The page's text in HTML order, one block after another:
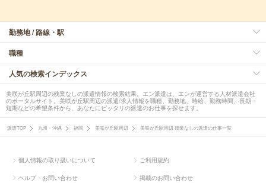
勤務地 / 路線・駅
職種
人気の検索インデックス
美咲が丘駅周辺の残業なしの派遣情報の検索結果。エン派遣は、エンが運営する人材派遣会社
のポータルサイト。美咲が丘駅周辺の派遣/求人情報を職種、勤務地、時給、勤務時間、長期・
短期などの希望条件から、あなたにピッタリの派遣のお仕事を探せます。
派遣TOP 九州・沖縄 福岡 美咲が丘駅周辺 美咲が丘駅周辺 残業なしの派遣の仕事一覧
個人情報の取り扱いについて ご利用規約
ヘルプ・お問い合わせ 掲載のお問い合わせ